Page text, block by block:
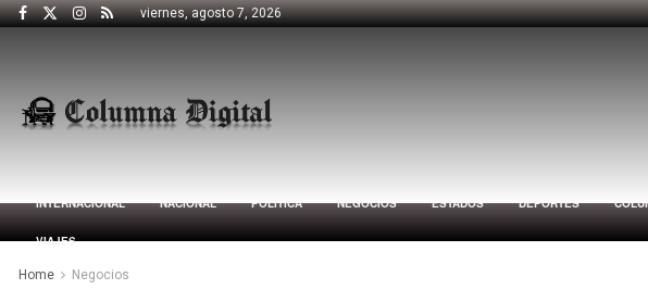
viernes, agosto 7, 2026
INTERNACIONAL NACIONAL POLÍTICA NEGOCIOS ESTADOS DEPORTES
VIAJES
Home Negocios